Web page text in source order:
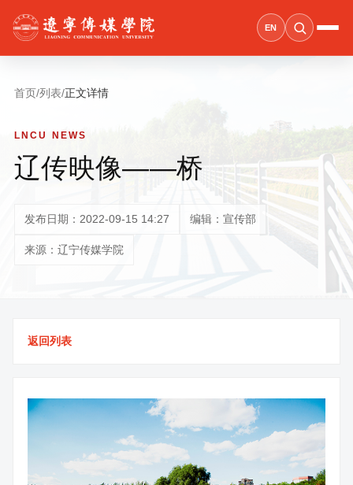
EN
首页/列表/正文详情
LNCU NEWS
辽传映像——桥
发布日期：2022-09-15 14:27 编辑：宣传部
来源：辽宁传媒学院
返回列表